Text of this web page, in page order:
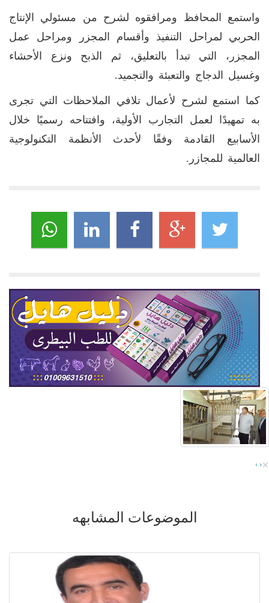
واستمع المحافظ ومرافقوه لشرح من مسئولي الإنتاج
الحربي لمراحل التنفيذ وأقسام المجزر ومراحل عمل
المجزر، التي تبدأ بالتعليق، ثم الذبح ونزع الأحشاء
وغسيل الدجاج والتعبئة والتجميد.
كما استمع لشرح لأعمال تلافي الملاحظات التي تجرى
به تمهيدًا لعمل التجارب الأولية، وافتتاحه رسميًا خلال
الأسابيع القادمة وفقًا لأحدث الأنظمة التكنولوجية
العالمية للمجازر.
‹
› ×
الموضوعات المشابهه